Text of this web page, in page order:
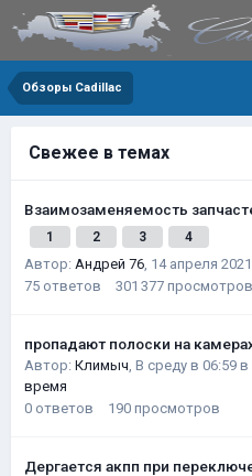
Обзоры Cadillac
Свежее в темах
Взаимозаменяемость
1 2 3 4
Автор: Андрей 76, 14 апреля 2021
75 ответов 301 377 просмотров
пропадают полоски на
Автор: Климыч, В среду в 06:59 в
время
0 ответов 190 просмотров
Дергается акпп при